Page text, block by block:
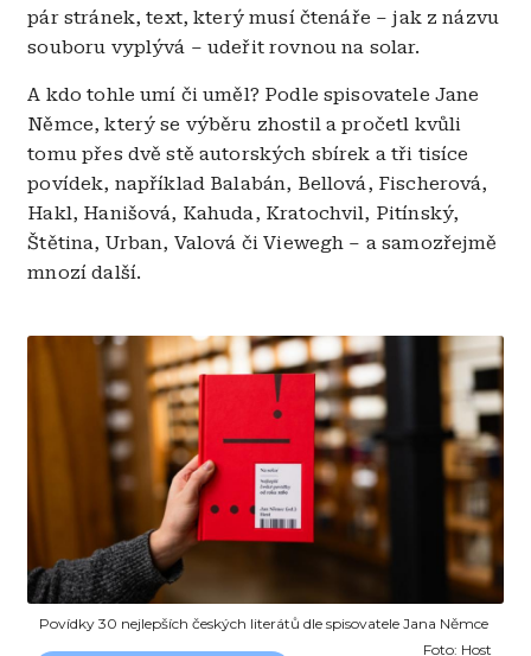
pár stránek, text, který musí čtenáře – jak z názvu
souboru vyplývá – udeřit rovnou na solar.
A kdo tohle umí či uměl? Podle spisovatele Jane
Němce, který se výběru zhostil a pročetl kvůli
tomu přes dvě stě autorských sbírek a tři tisíce
povídek, například Balabán, Bellová, Fischerová,
Hakl, Hanišová, Kahuda, Kratochvil, Pitínský,
Štětina, Urban, Valová či Viewegh – a samozřejmě
mnozí další.
Obrázek
Povídky 30 nejlepších českých literátů dle spisovatele Jana Němce
Foto: Host